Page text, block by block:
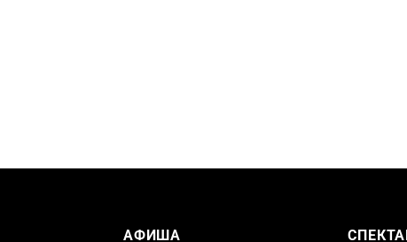
АФИША